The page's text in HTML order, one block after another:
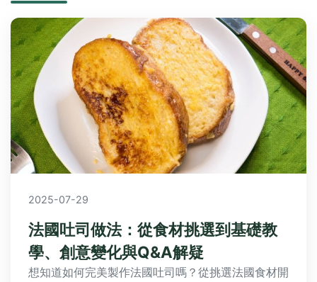
2025-07-29
法國吐司做法：從食材挑選到基礎教
學、創意變化與Q&A解疑
想知道如何完美製作法國吐司嗎？從挑選法國食材開